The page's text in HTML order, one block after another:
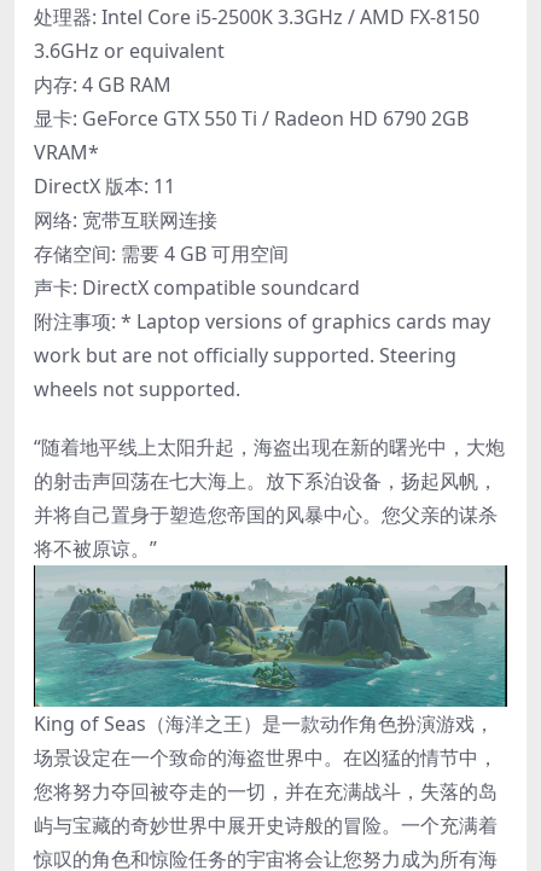
处理器: Intel Core i5-2500K 3.3GHz / AMD FX-8150
3.6GHz or equivalent
内存: 4 GB RAM
显卡: GeForce GTX 550 Ti / Radeon HD 6790 2GB
VRAM*
DirectX 版本: 11
网络: 宽带互联网连接
存储空间: 需要 4 GB 可用空间
声卡: DirectX compatible soundcard
附注事项: * Laptop versions of graphics cards may
work but are not officially supported. Steering
wheels not supported.
“随着地平线上太阳升起，海盗出现在新的曙光中，大炮
的射击声回荡在七大海上。放下系泊设备，扬起风帆，
并将自己置身于塑造您帝国的风暴中心。您父亲的谋杀
将不被原谅。”
King of Seas（海洋之王）是一款动作角色扮演游戏，
场景设定在一个致命的海盗世界中。在凶猛的情节中，
您将努力夺回被夺走的一切，并在充满战斗，失落的岛
屿与宝藏的奇妙世界中展开史诗般的冒险。一个充满着
惊叹的角色和惊险任务的宇宙将会让您努力成为所有海